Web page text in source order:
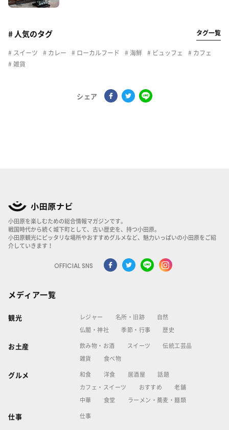
# 人気のタグ タグ一覧
スイーツ カレー ローカルフード 海鮮 ビュッフェ
カフェ
雑貨
シェア
小田原を楽しむための総合情報マガジンです。
戦国時代から続く城下町として、古い歴史を、持つ小田原。
小田原観光にピッタリな場所やおすすめグルメなど、魅力いっぱいの小田原をご紹
介していきます！
OFFICIAL SNS
メディア一覧
観光 レジャー 名所・旧跡 自然
仏閣・神社 季節・行事 歴史
お土産 飲み物・お酒 スイーツ 伝統工芸品
雑貨 食べ物
グルメ 和食 洋食 居酒屋 話題
カフェ・スイーツ おすすめ 老舗
中華 食堂 ラーメン・蕎麦・麺類
仕事 仕事